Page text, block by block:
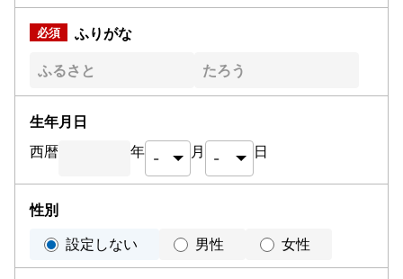
ふりがな
生年月日
西暦
年 月 日
性別
設定しない
男性 女性